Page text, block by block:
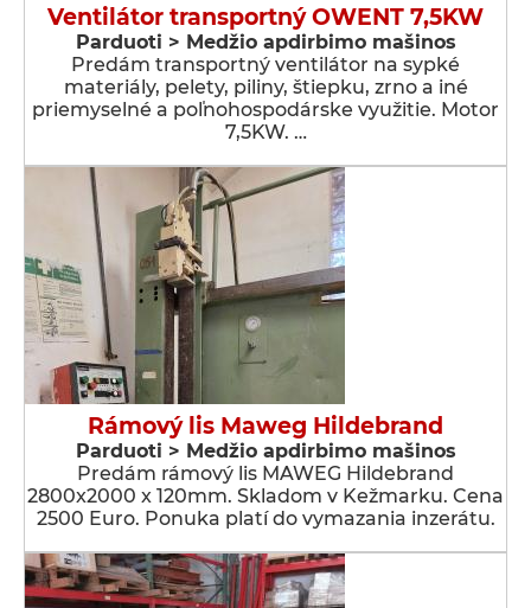
Ventilátor transportný OWENT 7,5KW
Parduoti > Medžio apdirbimo mašinos
Predám transportný ventilátor na sypké
materiály, pelety, piliny, štiepku, zrno a iné
priemyselné a poľnohospodárske využitie. Motor
7,5KW. …
Rámový lis Maweg Hildebrand
Parduoti > Medžio apdirbimo mašinos
Predám rámový lis MAWEG Hildebrand
2800x2000 x 120mm. Skladom v Kežmarku. Cena
2500 Euro. Ponuka platí do vymazania inzerátu.